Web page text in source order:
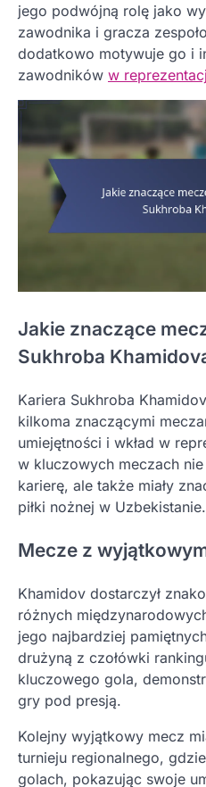
jego podwójną rolę jako
zawodnika i gracza
dodatkowo motywuje go i
zawodników w
Jakie znaczące
Sukhroba
Kariera Sukhroba
kilkoma znaczącymi
umiejętności i wkład w
w kluczowych meczach
karierę, ale także miały
piłki nożnej w Uzbekistanie.
Mecze z
Khamidov dostarczył
różnych
jego najbardziej
drużyną z czołówki
kluczowego gola,
gry pod presją.
Kolejny wyjątkowy mecz
turnieju regionalnego,
golach, pokazując swoje